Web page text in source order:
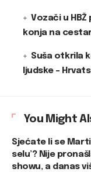
Vozači u
konja na
Suša otkrila
ljudske –
You Might
Sjećate li se
selu’? Nije
showu, a danas